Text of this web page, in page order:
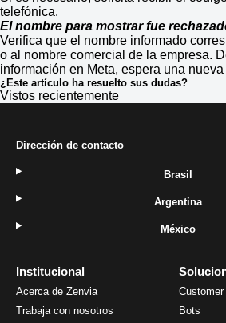
telefónica.
El nombre para mostrar fue
Verifica que el nombre informado
o al nombre comercial de la empresa.
información en Meta, espera una
¿Este artículo ha resuelto sus dudas?
Vistos recientemente
Institucional
Acerca de Zenvia
Trabaja con nosotros
Customer
Bots
Dirección de contacto
Brasil
Argentina
México